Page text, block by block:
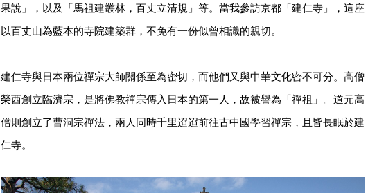
果說」，以及「馬祖建叢林，百丈立清規」等。當我參訪京都「建仁寺」，這座
以百丈山為藍本的寺院建築群，不免有一份似曾相識的親切。
建仁寺與日本兩位禪宗大師關係至為密切，而他們又與中華文化密不可分。高僧
榮西創立臨濟宗，是將佛教禪宗傳入日本的第一人，故被譽為「禪祖」。道元高
僧則創立了曹洞宗禪法，兩人同時千里迢迢前往古中國學習禪宗，且皆長眠於建
仁寺。